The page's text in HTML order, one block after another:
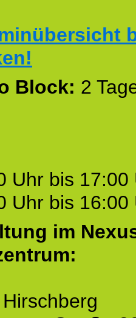
Block: 2
Uhr bis 17:00
Uhr bis 16:00
im